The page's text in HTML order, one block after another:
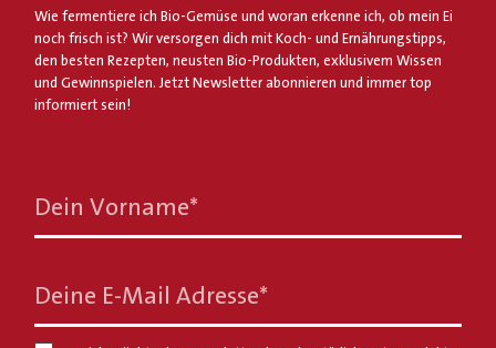
Wie fermentiere ich Bio-Gemüse und woran erkenne ich, ob mein Ei
noch frisch ist? Wir versorgen dich mit Koch- und Ernährungstipps,
den besten Rezepten, neusten Bio-Produkten, exklusivem Wissen
und Gewinnspielen. Jetzt Newsletter abonnieren und immer top
informiert sein!
Dein Vorname*
Deine E-Mail Adresse*